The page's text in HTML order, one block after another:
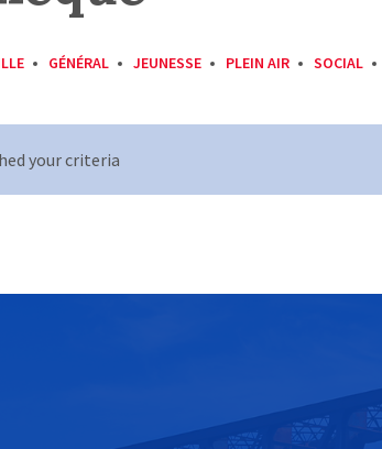
GÉNÉRAL JEUNESSE PLEIN AIR SOCIAL
your criteria